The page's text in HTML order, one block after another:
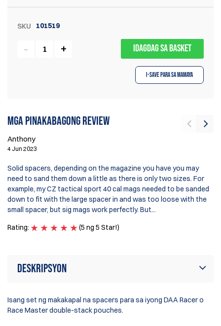
SKU 101519
IDAGDAG SA BASKET
I-save para sa Mamaya
Mga pinakabagong review
Anthony
4 Jun 2023
Solid spacers, depending on the magazine you have you may
need to sand them down a little as there is only two sizes. For
example, my CZ tactical sport 40 cal mags needed to be sanded
down to fit with the large spacer in and was too loose with the
small spacer, but sig mags work perfectly. But...
Rating:
(5 ng 5 Star!)
Deskripsyon
Isang set ng makakapal na spacers para sa iyong DAA Racer o
Race Master double-stack pouches.